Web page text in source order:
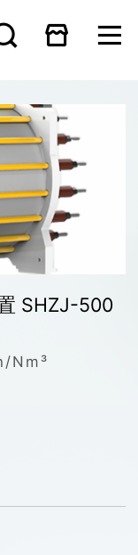
SHZJ-500
Nm³